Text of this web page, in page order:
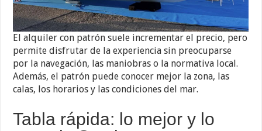
El alquiler con patrón suele incrementar el precio, pero
permite disfrutar de la experiencia sin preocuparse
por la navegación, las maniobras o la normativa local.
Además, el patrón puede conocer mejor la zona, las
calas, los horarios y las condiciones del mar.
Tabla rápida: lo mejor y lo